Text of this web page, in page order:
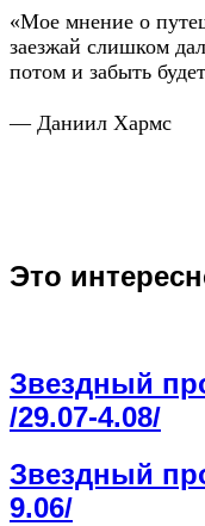
«Мое мнение о
заезжай слишком
потом и забыть
— Даниил Хармс
Это
Звездный
/29.07-4.08/
Звездный
9.06/